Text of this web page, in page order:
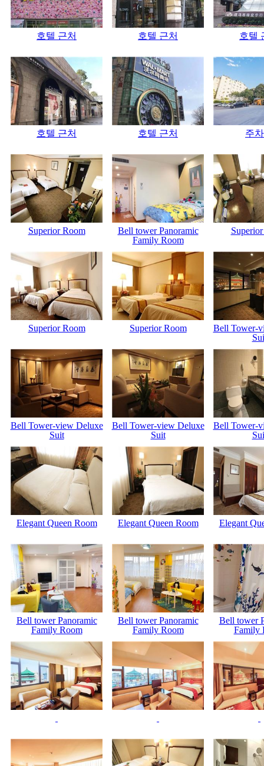
호텔 근처 호텔 근처 호텔
호텔 근처 호텔 근처 주
Superior Room
Bell tower Panoramic
Family Room
Superior Room Superior Room
Bell Tower-
Bell Tower-view Deluxe
Suit
Bell Tower-view Deluxe
Suit
Bell Tower-
Elegant Queen Room Elegant Queen Room Elegant
Bell tower Panoramic
Family Room
Bell tower Panoramic
Family Room
Bell tower
Family